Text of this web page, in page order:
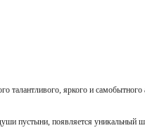
яркого и самобытного
пустыни, появляется уникальный